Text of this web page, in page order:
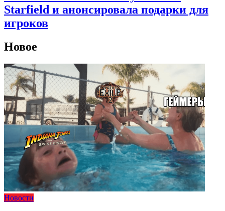
Starfield и анонсировала подарки для
игроков
Новое
Новости